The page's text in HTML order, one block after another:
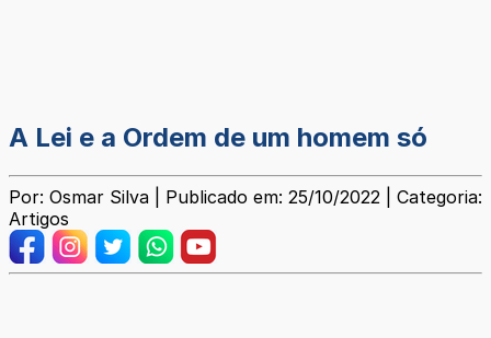
A Lei e a Ordem de um homem só
Por: Osmar Silva | Publicado em: 25/10/2022 | Categoria:
Artigos